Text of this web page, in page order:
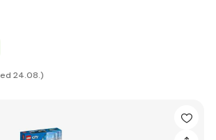
24.08.)